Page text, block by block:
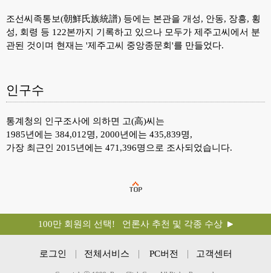
조선씨족통보(朝鮮氏族統譜) 등에는 본관을 개성, 안동, 장흥, 횡
성, 회령 등 122본까지 기록하고 있으나 모두가 제주고씨에서 분
관된 것이며 현재는 '제주고씨 중앙종문회'를 만들었다.
인구수
통계청의 인구조사에 의하면 고(高)씨는
1985년에는 384,012명, 2000년에는 435,839명,
가장 최근인 2015년에는 471,396명으로 조사되었습니다.
100만 회원의 선택! 언론사 추천 및 각종 수상
로그인 전체서비스 PC버전 고객센터